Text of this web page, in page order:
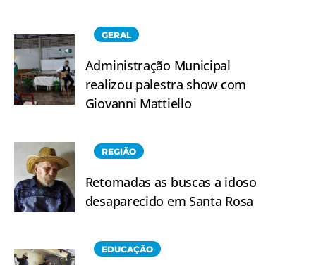
GERAL
Administração Municipal
realizou palestra show com
Giovanni Mattiello
REGIÃO
Retomadas as buscas a idoso
desaparecido em Santa Rosa
EDUCAÇÃO